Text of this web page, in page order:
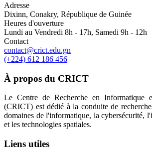
Adresse
Dixinn, Conakry, République de Guinée
Heures d'ouverture
Lundi au Vendredi 8h - 17h, Samedi 9h - 12h
Contact
contact@crict.edu.gn
(+224) 612 186 456
À propos du CRICT
Le Centre de Recherche en Informatique
(CRICT) est dédié à la conduite de
domaines de l'informatique, la cybersécurité,
et les technologies spatiales.
Liens utiles